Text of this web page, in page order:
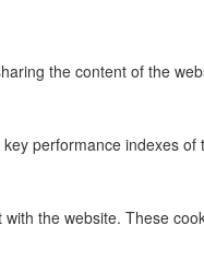
the content of the
performance indexes
the website. These